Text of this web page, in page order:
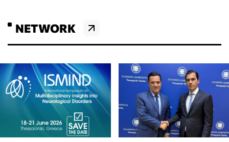
NETWORK